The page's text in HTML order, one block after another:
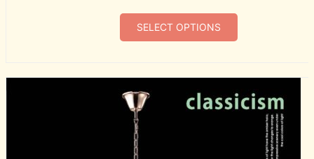
SELECT OPTIONS